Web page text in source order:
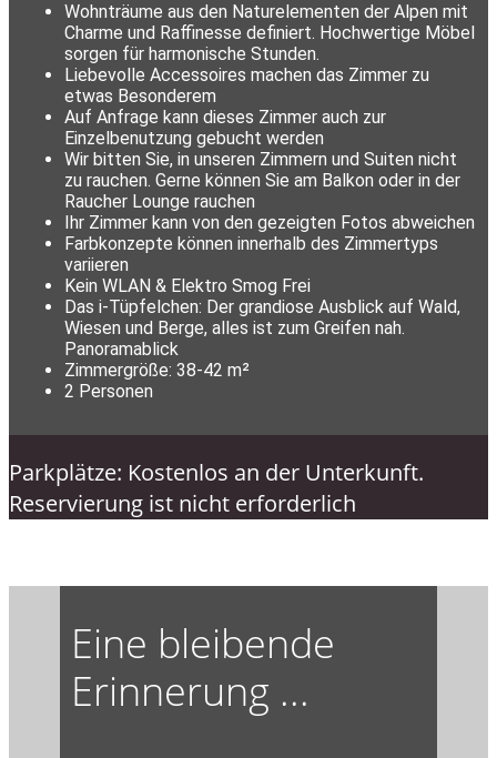
Wohnträume aus den Naturelementen der Alpen mit
Charme und Raffinesse definiert. Hochwertige Möbel
sorgen für harmonische Stunden.
Liebevolle Accessoires machen das Zimmer zu
etwas Besonderem
Auf Anfrage kann dieses Zimmer auch zur
Einzelbenutzung gebucht werden
Wir bitten Sie, in unseren Zimmern und Suiten nicht
zu rauchen. Gerne können Sie am Balkon oder in der
Raucher Lounge rauchen
Ihr Zimmer kann von den gezeigten Fotos abweichen
Farbkonzepte können innerhalb des Zimmertyps
variieren
Kein WLAN & Elektro Smog Frei
Das i-Tüpfelchen: Der grandiose Ausblick auf Wald,
Wiesen und Berge, alles ist zum Greifen nah.
Panoramablick
Zimmergröße: 38-42 m²
2 Personen
Parkplätze: Kostenlos an der Unterkunft.
Reservierung ist nicht erforderlich
Eine bleibende
Erinnerung ...